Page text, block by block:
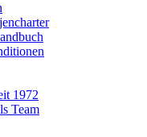
1972
Team